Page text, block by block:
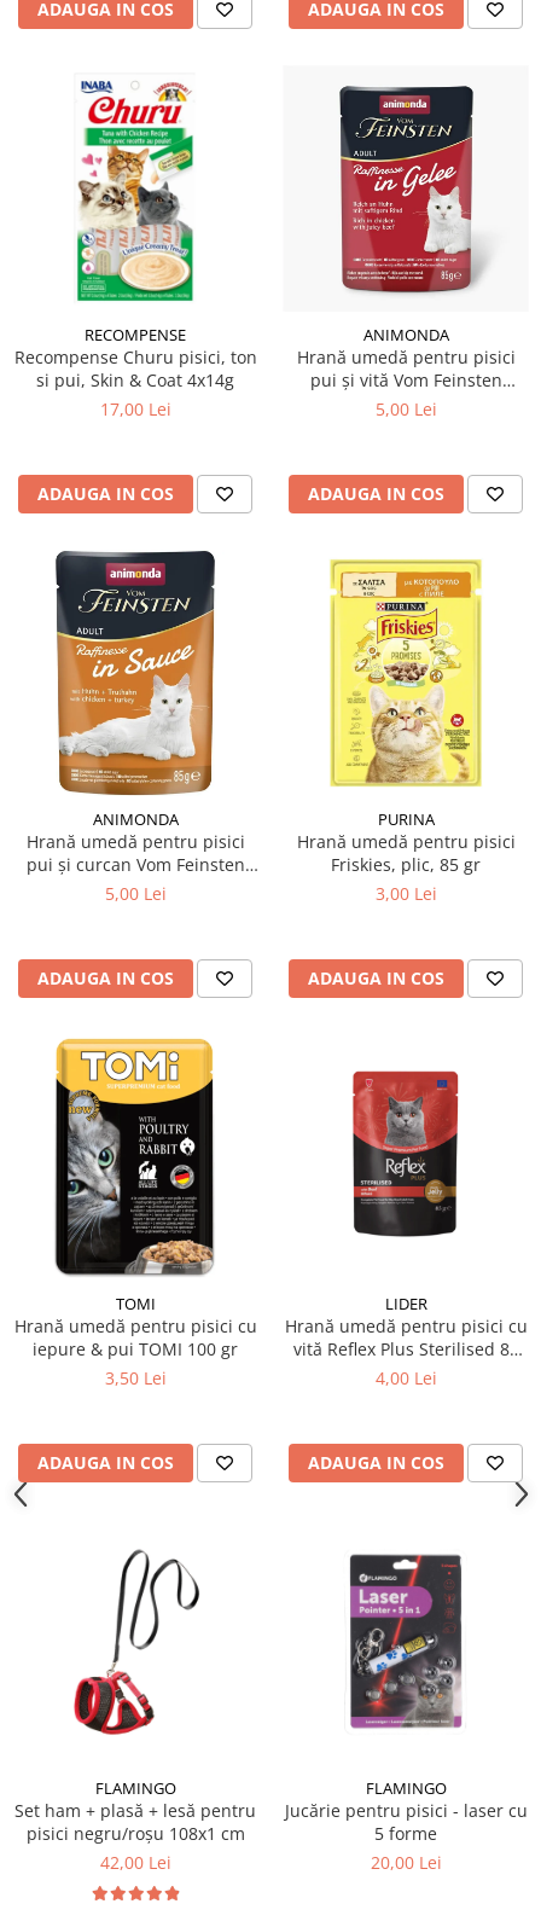
ADAUGA IN COS ADAUGA IN COS
RECOMPENSE
Recompense Churu pisici, ton
si pui, Skin & Coat 4x14g
17,00 Lei
ADAUGA IN COS
ANIMONDA
Hrană umedă pentru pisici
pui și vită Vom Feinsten
Raffinesse 85 gr
5,00 Lei
ADAUGA IN COS
ANIMONDA
Hrană umedă pentru pisici
pui și curcan Vom Feinsten
Raffinesse 85 gr
5,00 Lei
ADAUGA IN COS
PURINA
Hrană umedă pentru pisici
Friskies, plic, 85 gr
3,00 Lei
ADAUGA IN COS
TOMI
Hrană umedă pentru pisici cu
iepure & pui TOMI 100 gr
3,50 Lei
ADAUGA IN COS
LIDER
Hrană umedă pentru pisici cu
vită Reflex Plus Sterilised 85
gr
4,00 Lei
ADAUGA IN COS
FLAMINGO
Set ham + plasă + lesă pentru
pisici negru/roșu 108x1 cm
42,00 Lei
FLAMINGO
Jucărie pentru pisici - laser cu
5 forme
20,00 Lei